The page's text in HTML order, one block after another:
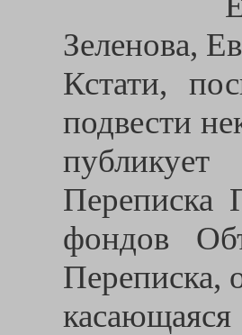
Зеленова,
Кстати,
подвести
Переписка
фондов
Переписка,